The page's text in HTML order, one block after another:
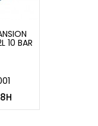
10 BAR